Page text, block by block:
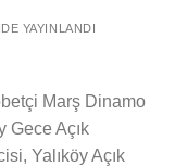
YAYINLANDI
Marş Dinamo
Gece Açık
Yalıköy Açık